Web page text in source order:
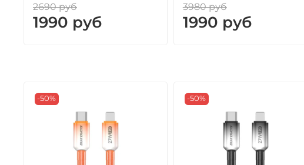
2690 руб
1990 руб
3980 руб
1990 руб
-50% -50%